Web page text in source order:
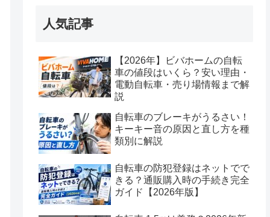
人気記事
【2026年】ビバホームの自転
車の値段はいくら？安い理由・
電動自転車・売り場情報まで解
説
自転車のブレーキがうるさい！
キーキー音の原因と直し方を種
類別に解説
自転車の防犯登録はネットでで
きる？通販購入時の手続き完全
ガイド【2026年版】